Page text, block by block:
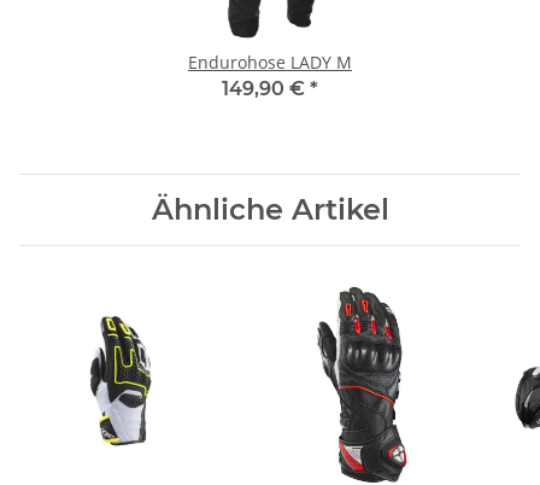
Endurohose LADY M
149,90 € *
Ähnliche Artikel